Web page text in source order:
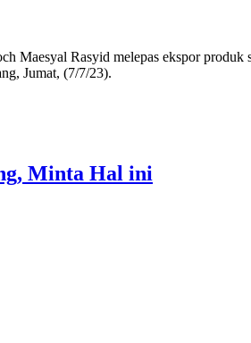
Rasyid melepas ekspor produk
Jumat, (7/7/23).
Minta Hal ini